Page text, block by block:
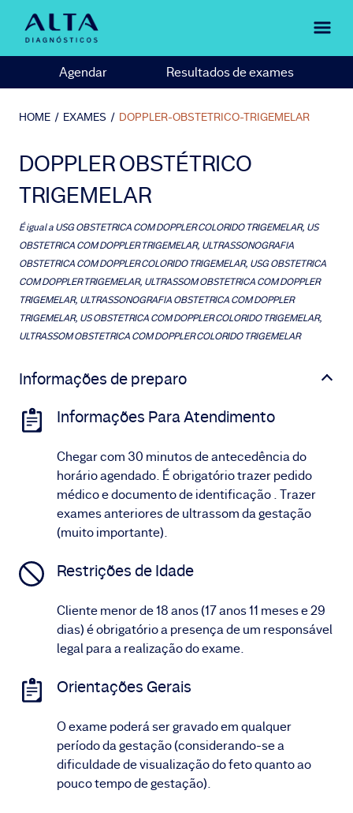
Agendar Resultados de exames
HOME / EXAMES / DOPPLER-OBSTETRICO-TRIGEMELAR
DOPPLER OBSTÉTRICO
TRIGEMELAR
É igual aUSG OBSTETRICA COM DOPPLER COLORIDO TRIGEMELAR, US
OBSTETRICA COM DOPPLER TRIGEMELAR, ULTRASSONOGRAFIA
OBSTETRICA COM DOPPLER COLORIDO TRIGEMELAR, USG OBSTETRICA
COM DOPPLER TRIGEMELAR, ULTRASSOM OBSTETRICA COM DOPPLER
TRIGEMELAR, ULTRASSONOGRAFIA OBSTETRICA COM DOPPLER
TRIGEMELAR, US OBSTETRICA COM DOPPLER COLORIDO TRIGEMELAR,
ULTRASSOM OBSTETRICA COM DOPPLER COLORIDO TRIGEMELAR
Informações de preparo
Informações Para Atendimento
Chegar com 30 minutos de antecedência do
horário agendado. É obrigatório trazer pedido
médico e documento de identificação . Trazer
exames anteriores de ultrassom da gestação
(muito importante).
Restrições de Idade
Cliente menor de 18 anos (17 anos 11 meses e 29
dias) é obrigatório a presença de um responsável
legal para a realização do exame.
Orientações Gerais
O exame poderá ser gravado em qualquer
período da gestação (considerando-se a
dificuldade de visualização do feto quanto ao
pouco tempo de gestação).